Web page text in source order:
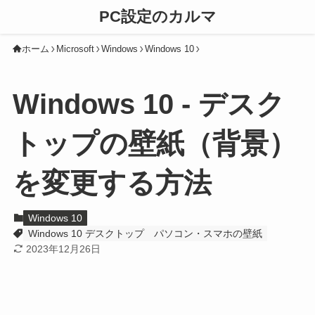
PC設定のカルマ
ホーム Microsoft Windows Windows 10
Windows 10 - デスク
トップの壁紙（背景）
を変更する方法
Windows 10
Windows 10 デスクトップ
パソコン・スマホの壁紙
2023年12月26日